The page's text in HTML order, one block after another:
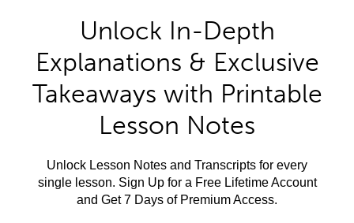
Unlock In-Depth
Explanations & Exclusive
Takeaways with Printable
Lesson Notes
Unlock Lesson Notes and Transcripts for every
single lesson. Sign Up for a Free Lifetime Account
and Get 7 Days of Premium Access.